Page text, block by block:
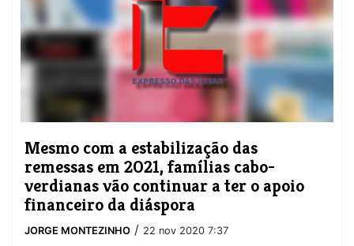
Mesmo com a estabilização das
remessas em 2021, famílias cabo-
verdianas vão continuar a ter o apoio
financeiro da diáspora
JORGE MONTEZINHO / 22 nov 2020 7:37